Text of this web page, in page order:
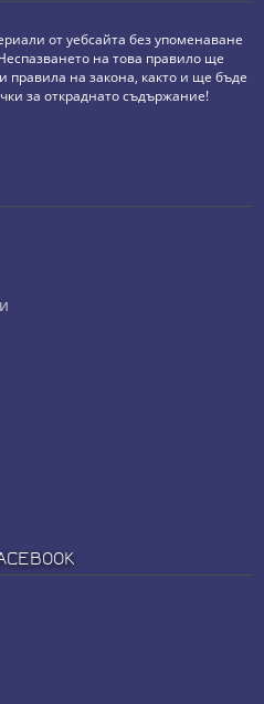
от уебсайта без упоменаване
на това правило ще
правила на закона, както и ще бъде
за откраднато съдържание!